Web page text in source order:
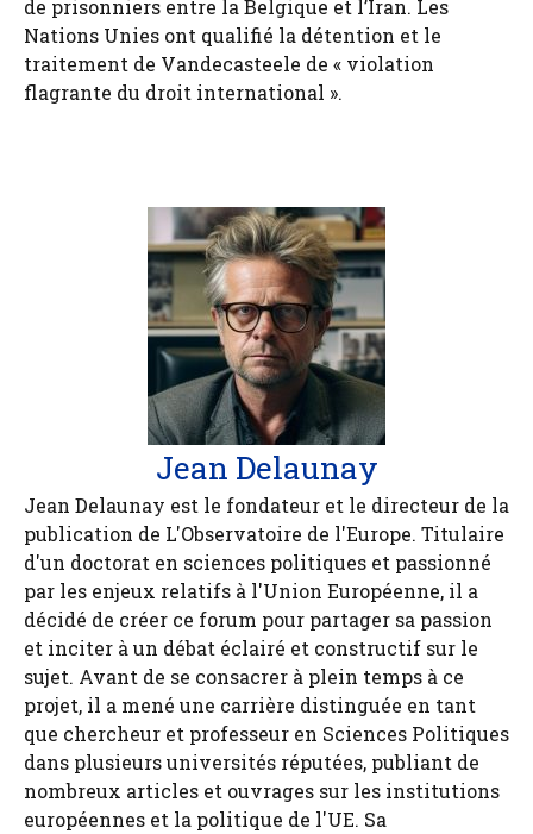
de prisonniers entre la Belgique et l’Iran. Les
Nations Unies ont qualifié la détention et le
traitement de Vandecasteele de « violation
flagrante du droit international ».
Jean Delaunay
Jean Delaunay est le fondateur et le directeur de la
publication de L'Observatoire de l'Europe. Titulaire
d'un doctorat en sciences politiques et passionné
par les enjeux relatifs à l'Union Européenne, il a
décidé de créer ce forum pour partager sa passion
et inciter à un débat éclairé et constructif sur le
sujet. Avant de se consacrer à plein temps à ce
projet, il a mené une carrière distinguée en tant
que chercheur et professeur en Sciences Politiques
dans plusieurs universités réputées, publiant de
nombreux articles et ouvrages sur les institutions
européennes et la politique de l'UE. Sa